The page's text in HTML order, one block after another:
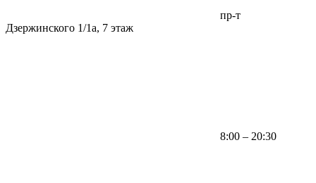
пр-т
Дзержинского 1/1а, 7 этаж
8:00 – 20:30